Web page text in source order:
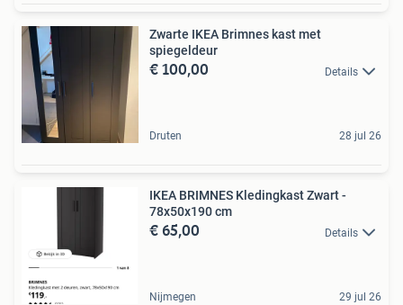
Zwarte IKEA Brimnes kast met
spiegeldeur
€ 100,00 Details
Druten 28 jul 26
IKEA BRIMNES Kledingkast Zwart -
78x50x190 cm
€ 65,00 Details
Nijmegen 29 jul 26